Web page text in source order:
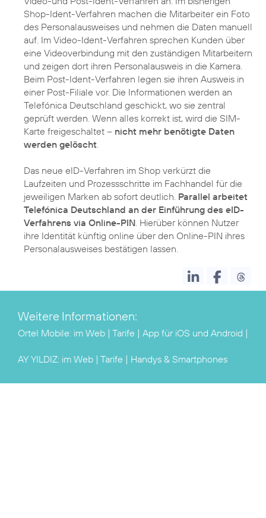
Shop-Ident-Verfahren machen die Mitarbeiter ein Foto
des Personalausweises und nehmen die Daten manuell
auf. Im Video-Ident-Verfahren sprechen Kunden über
eine Videoverbindung mit den zuständigen Mitarbeitern
und zeigen dort ihren Personalausweis in die Kamera.
Beim Post-Ident-Verfahren legen sie ihren Ausweis in
einer Post-Filiale vor. Die Informationen werden an
Telefónica Deutschland geschickt, wo sie zentral
geprüft werden. Wenn alles korrekt ist, wird die SIM-
Karte freigeschaltet – nicht mehr benötigte Daten
werden gelöscht.
Das neue eID-Verfahren im Shop verkürzt die
Laufzeiten und Prozessschritte im Fachhandel für die
jeweiligen Marken ab sofort deutlich. Parallel arbeitet
Telefónica Deutschland an der Einführung des eID-
Verfahrens via Online-PIN. Hierüber können Nutzer
ihre Identität künftig online über den Online-PIN ihres
Personalausweises bestätigen lassen.
Weitere Informationen:
Ortel Mobile: im Web | Tarife | App für iOS und Android |
AY YILDIZ: im Web | Tarife | Handys & Smartphones